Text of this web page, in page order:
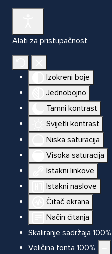
Alati za pristupačnost
Izokreni boje
Jednobojno
Tamni kontrast
Svijetli kontrast
Niska saturacija
Visoka saturacija
Istakni linkove
Istakni naslove
Čitač ekrana
Način čitanja
Skaliranje sadržaja 100%
Veličina fonta 100%